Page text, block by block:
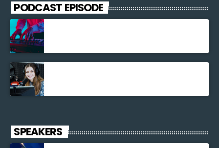
PODCAST EPISODE
SPEAKERS